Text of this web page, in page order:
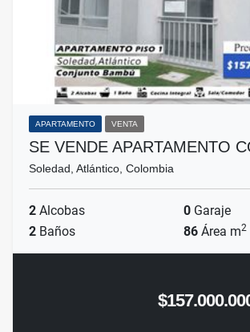
APARTAMENTO VENTA
SE VENDE APARTAMENTO
Soledad, Atlántico, Colombia
2 Alcobas 0 Garaje
2 Baños 86 Área m2